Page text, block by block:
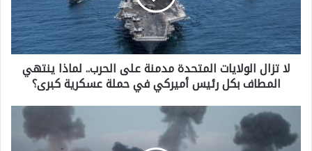
ا
ل
و
لا تزال الولايات المتحدة مدمنة على الحرب.. لماذا ينتهي
المطاف بكل رئيس أميركي في حملة عسكرية كبرى؟
و